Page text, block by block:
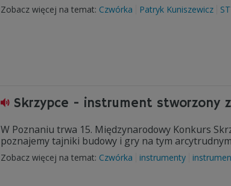
Zobacz więcej na temat: Czwórka Patryk Kuniszewicz
Skrzypce - instrument stworzony
W Poznaniu trwa 15. Międzynarodowy Konkurs
poznajemy tajniki budowy i gry na tym
Zobacz więcej na temat: Czwórka instrumenty